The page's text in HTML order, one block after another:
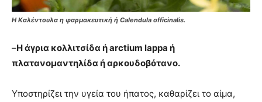
Η Καλέντουλα η φαρμακευτική ή Calendula officinalis.
–Η άγρια κολλιτσίδα ή arctium lappa ή
πλατανομαντηλίδα ή αρκουδοβότανο.
Υποστηρίζει την υγεία του ήπατος, καθαρίζει το αίμα,